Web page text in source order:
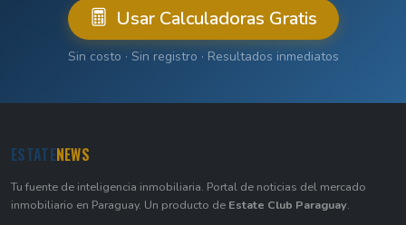
Usar Calculadoras Gratis
Sin costo · Sin registro · Resultados inmediatos
ESTATENEWS
Tu fuente de inteligencia inmobiliaria. Portal de noticias del mercado
inmobiliario en Paraguay. Un producto de Estate Club Paraguay.